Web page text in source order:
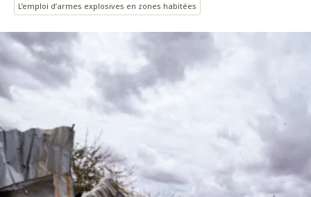
L’emploi d’armes explosives en zones habitées